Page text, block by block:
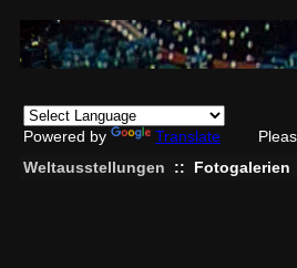
Powered by Translate
Weltausstellungen
:: Fotogalerien